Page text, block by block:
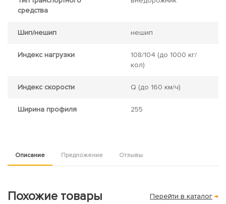
средства
Шип/нешип нешип
Индекс нагрузки 108/104 (до 1000 кг/
кол)
Индекс скорости Q (до 160 км/ч)
Ширина профиля 255
Описание Предложение Отзывы
Похожие товары Перейти в каталог →